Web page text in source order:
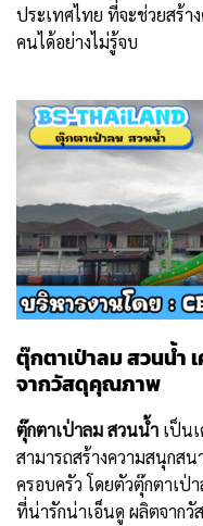
ประเทศไทย ที่จะช่วยสร้
คนได้อย่างไม่รู้จบ
ตุ๊กตาเป่าลม สวนน้ำ
จากวัสดุคุณภาพ
ตุ๊กตาเป่าลม สวนน้ำ เป็น
สามารถสร้างความสนุกส
ครอบครัว โดยตัวตุ๊กตาเ
ที่น่ารักน่าเอ็นดู ผลิตจากวั